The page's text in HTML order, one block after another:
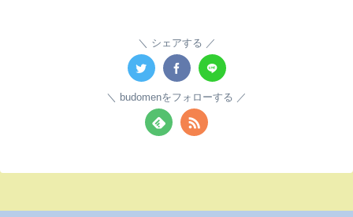
シェアする
budomenをフォローする